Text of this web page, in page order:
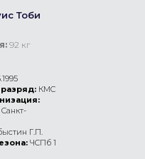
Тоби
92 кг
КМС
Г.П.
ЧСПб 1